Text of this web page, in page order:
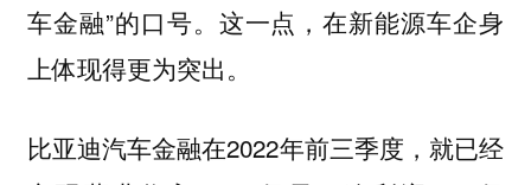
车金融”的口号。这一点，在新能源车企身
上体现得更为突出。
比亚迪汽车金融在2022年前三季度，就已经